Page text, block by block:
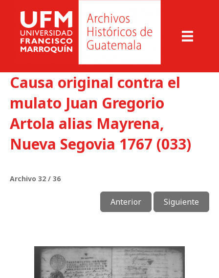
Causa original contra el
mulato Juan Gregorio
Artola alias Mayrena,
Nueva Segovia 1767 (033)
Archivo 32 / 36
Anterior Siguiente